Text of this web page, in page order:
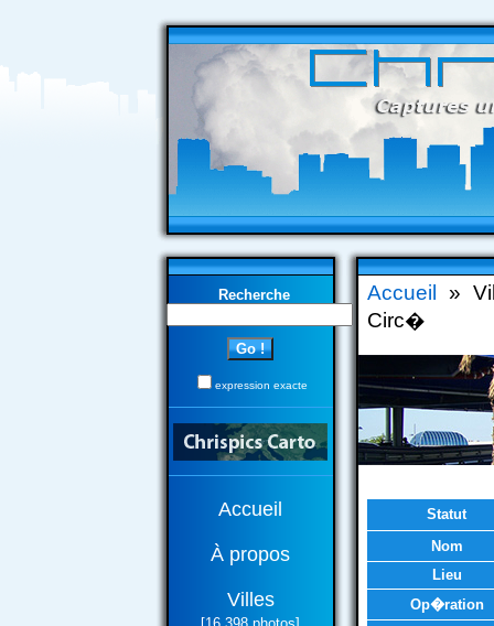
Recherche
expression exacte
Accueil
À propos
Villes
Accueil
»
Circ�
Statut
Nom
Lieu
Op�ration